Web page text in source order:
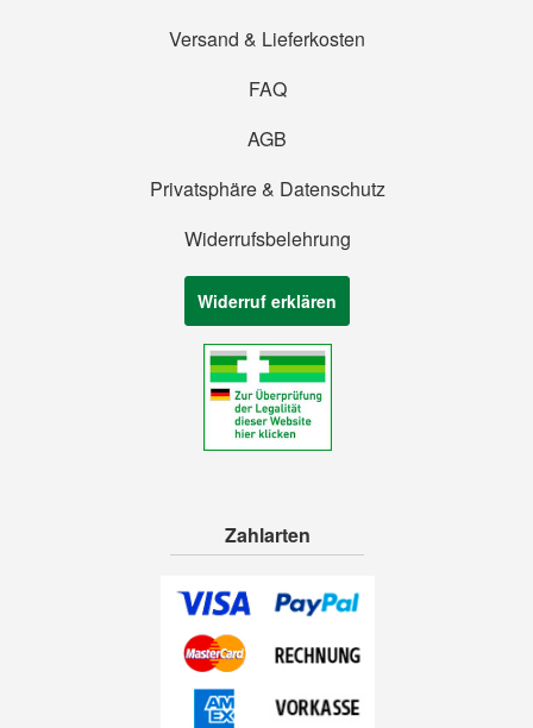
Versand & Lieferkosten
FAQ
AGB
Privatsphäre & Datenschutz
Widerrufsbelehrung
Widerruf erklären
Zahlarten